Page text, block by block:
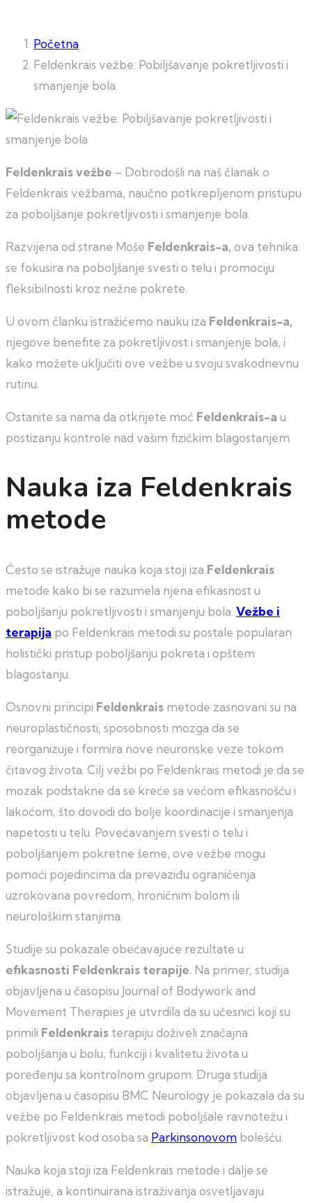
Početna
Feldenkrais vežbe: Pobiljšavanje pokretljivosti i
smanjenje bola
Feldenkrais vežbe – Dobrodošli na naš članak o
Feldenkrais vežbama, naučno potkrepljenom pristupu
za poboljšanje pokretljivosti i smanjenje bola.
Razvijena od strane Moše Feldenkrais-a, ova tehnika
se fokusira na poboljšanje svesti o telu i promociju
fleksibilnosti kroz nežne pokrete.
U ovom članku istražićemo nauku iza Feldenkrais-a,
njegove benefite za pokretljivost i smanjenje bola, i
kako možete uključiti ove vežbe u svoju svakodnevnu
rutinu.
Ostanite sa nama da otkrijete moć Feldenkrais-a u
postizanju kontrole nad vašim fizičkim blagostanjem.
Nauka iza Feldenkrais
metode
Često se istražuje nauka koja stoji iza Feldenkrais
metode kako bi se razumela njena efikasnost u
poboljšanju pokretljivosti i smanjenju bola. Vežbe i
terapija po Feldenkrais metodi su postale popularan
holistički pristup poboljšanju pokreta i opštem
blagostanju.
Osnovni principi Feldenkrais metode zasnovani su na
neuroplastičnosti, sposobnosti mozga da se
reorganizuje i formira nove neuronske veze tokom
čitavog života. Cilj vežbi po Feldenkrais metodi je da se
mozak podstakne da se kreće sa većom efikasnošću i
lakoćom, što dovodi do bolje koordinacije i smanjenja
napetosti u telu. Povećavanjem svesti o telu i
poboljšanjem pokretne šeme, ove vežbe mogu
pomoći pojedincima da prevaziđu ograničenja
uzrokovana povredom, hroničnim bolom ili
neurološkim stanjima.
Studije su pokazale obećavajuće rezultate u
efikasnosti Feldenkrais terapije . Na primer, studija
objavljena u časopisu Journal of Bodywork and
Movement Therapies je utvrdila da su učesnici koji su
primili Feldenkrais terapiju doživeli značajna
poboljšanja u bolu, funkciji i kvalitetu života u
poređenju sa kontrolnom grupom. Druga studija
objavljena u časopisu BMC Neurology je pokazala da su
vežbe po Feldenkrais metodi poboljšale ravnotežu i
pokretljivost kod osoba sa Parkinsonovom bolešću.
Nauka koja stoji iza Feldenkrais metode i dalje se
istražuje, a kontinuirana istraživanja osvetljavaju